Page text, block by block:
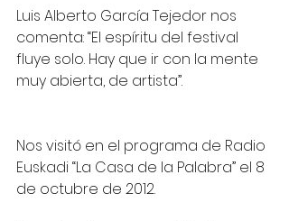
Luis Alberto García Tejedor nos
comenta: “El espíritu del festival
fluye solo. Hay que ir con la mente
muy abierta, de artista”.
Nos visitó en el programa de Radio
Euskadi “La Casa de la Palabra” el 8
de octubre de 2012.